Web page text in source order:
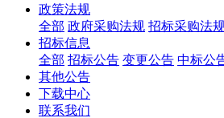
政策法规
全部 政府采购法规 招标采购法
招标信息
全部 招标公告 变更公告 中标公
其他公告
下载中心
联系我们